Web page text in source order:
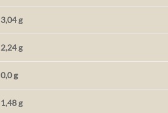
3,04 g
2,24 g
0,0 g
1,48 g